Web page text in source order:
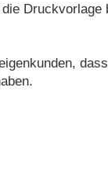
Druckvorlage